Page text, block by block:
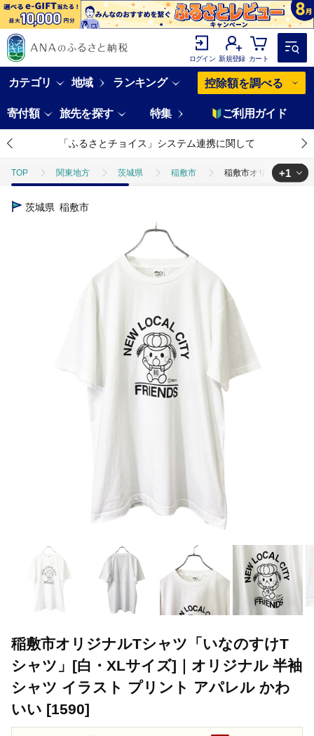
ログイン 新規登録 カート
カテゴリ 地域 ランキング 控除額を調べる
寄付額 旅先を探す 特集 ご利用ガイド
「ふるさとチョイス」システム連携に関して
TOP 関東地方 茨城県 稲敷市 稲敷市オリジナルTシ
TOP
+1
茨城県 稲敷市
稲敷市オリジナルTシャツ「いなのすけT
シャツ」[白・XLサイズ]｜オリジナル 半袖
シャツ イラスト プリント アパレル かわ
いい [1590]